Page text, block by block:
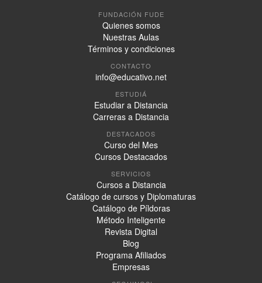
FUNDACIÓN FUDE
Quienes somos
Nuestras Aulas
Términos y condiciones
CONTACTO
info@educativo.net
ESTUDIÁ
Estudiar a Distancia
Carreras a Distancia
DESTACADOS
Curso del Mes
Cursos Destacados
SERVICIOS
Cursos a Distancia
Catálogo de cursos y Diplomaturas
Catálogo de Píldoras
Método Inteligente
Revista Digital
Blog
Programa Afiliados
Empresas